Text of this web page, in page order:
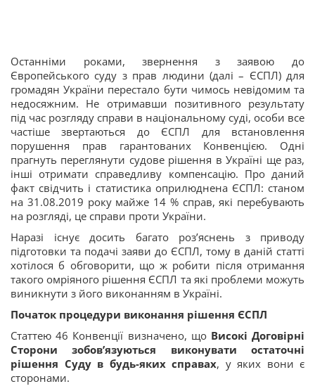
Останніми роками, звернення з заявою до
Європейського суду з прав людини (далі – ЄСПЛ) для
громадян України перестало бути чимось невідомим та
недосяжним. Не отримавши позитивного результату
під час розгляду справи в національному суді, особи все
частіше звертаються до ЄСПЛ для встановлення
порушення прав гарантованих Конвенцією. Одні
прагнуть переглянути судове рішення в Україні ще раз,
інші отримати справедливу компенсацію. Про даний
факт свідчить і статистика оприлюднена ЄСПЛ: станом
на 31.08.2019 року майже 14 % справ, які перебувають
на розгляді, це справи проти України.
Наразі існує досить багато роз’яснень з приводу
підготовки та подачі заяви до ЄСПЛ, тому в даній статті
хотілося б обговорити, що ж робити після отримання
такого омріяного рішення ЄСПЛ та які проблеми можуть
виникнути з його виконанням в Україні.
Початок процедури виконання рішення ЄСПЛ
Статтею 46 Конвенції визначено, що Високі Договірні
Сторони зобов’язуються виконувати остаточні
рішення Суду в будь-яких справах, у яких вони є
сторонами.